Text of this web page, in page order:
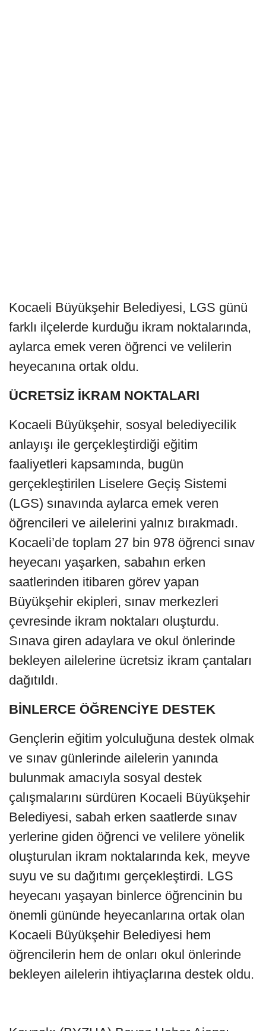
Kocaeli Büyükşehir Belediyesi, LGS günü
farklı ilçelerde kurduğu ikram noktalarında,
aylarca emek veren öğrenci ve velilerin
heyecanına ortak oldu.
ÜCRETSİZ İKRAM NOKTALARI
Kocaeli Büyükşehir, sosyal belediyecilik
anlayışı ile gerçekleştirdiği eğitim
faaliyetleri kapsamında, bugün
gerçekleştirilen Liselere Geçiş Sistemi
(LGS) sınavında aylarca emek veren
öğrencileri ve ailelerini yalnız bırakmadı.
Kocaeli’de toplam 27 bin 978 öğrenci sınav
heyecanı yaşarken, sabahın erken
saatlerinden itibaren görev yapan
Büyükşehir ekipleri, sınav merkezleri
çevresinde ikram noktaları oluşturdu.
Sınava giren adaylara ve okul önlerinde
bekleyen ailelerine ücretsiz ikram çantaları
dağıtıldı.
BİNLERCE ÖĞRENCİYE DESTEK
Gençlerin eğitim yolculuğuna destek olmak
ve sınav günlerinde ailelerin yanında
bulunmak amacıyla sosyal destek
çalışmalarını sürdüren Kocaeli Büyükşehir
Belediyesi, sabah erken saatlerde sınav
yerlerine giden öğrenci ve velilere yönelik
oluşturulan ikram noktalarında kek, meyve
suyu ve su dağıtımı gerçekleştirdi. LGS
heyecanı yaşayan binlerce öğrencinin bu
önemli gününde heyecanlarına ortak olan
Kocaeli Büyükşehir Belediyesi hem
öğrencilerin hem de onları okul önlerinde
bekleyen ailelerin ihtiyaçlarına destek oldu.